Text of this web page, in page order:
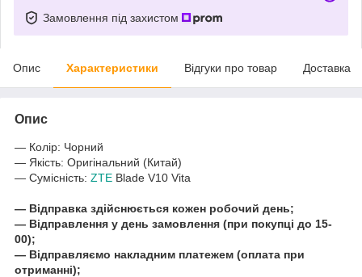
Замовлення під захистом
Опис Характеристики Відгуки про товар Доставка
Опис
― Колір: Чорний
― Якість: Оригінальний (Китай)
― Сумісність: ZTE Blade V10 Vita
― Відправка здійснюється кожен робочий день;
― Відправлення у день замовлення (при покупці до 15-
00);
― Відправляємо накладним платежем (оплата при
отриманні);